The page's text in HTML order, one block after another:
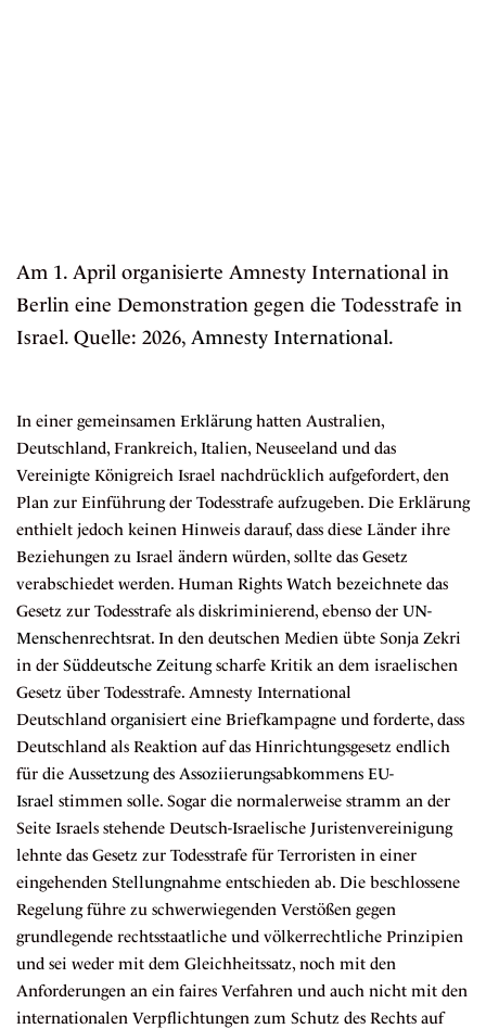
Am 1. April organisierte Amnesty International in
Berlin eine Demonstration gegen die Todesstrafe in
Israel. Quelle: 2026, Amnesty International.
In einer gemeinsamen Erklärunghatten Australien,
Deutschland, Frankreich, Italien, Neuseeland und das
Vereinigte Königreich Israel nachdrücklich aufgefordert, den
Plan zur Einführung der Todesstrafe aufzugeben. Die Erklärung
enthielt jedoch keinen Hinweis darauf, dass diese Länder ihre
Beziehungen zu Israel ändern würden, sollte das Gesetz
verabschiedet werden. Human Rights Watch bezeichnete das
Gesetz zur Todesstrafe als diskriminierend, ebenso der UN-
Menschenrechtsrat. In den deutschen Medien übte Sonja Zekri
in der Süddeutsche Zeitungscharfe Kritik an dem israelischen
Gesetz über Todesstrafe. Amnesty International
Deutschland organisiert eine Briefkampagne und forderte, dass
Deutschland als Reaktion auf das Hinrichtungsgesetz endlich
für die Aussetzung des Assoziierungsabkommens EU-
Israel stimmen solle. Sogar die normalerweise stramm an der
Seite Israels stehende Deutsch-Israelische Juristenvereinigung
lehnte das Gesetz zur Todesstrafe für Terroristen in einer
eingehenden Stellungnahme entschieden ab. Die beschlossene
Regelung führe zu schwerwiegenden Verstößen gegen
grundlegende rechtsstaatliche und völkerrechtliche Prinzipien
und sei weder mit dem Gleichheitssatz, noch mit den
Anforderungen an ein faires Verfahren und auch nicht mit den
internationalen Verpflichtungen zum Schutz des Rechts auf